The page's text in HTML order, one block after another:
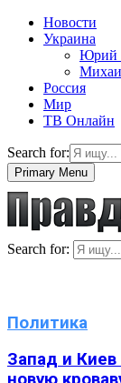
Новости
Украина
Юрий
Россия
Мир
ТВ Онлайн
Search for:
Primary Menu
Search for:
Политика
Запад и